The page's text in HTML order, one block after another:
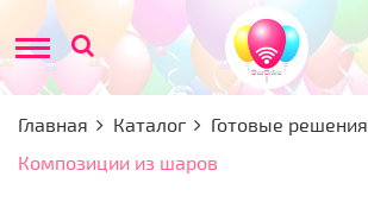
Главная Каталог
Готовые решения
Композиции из шаров